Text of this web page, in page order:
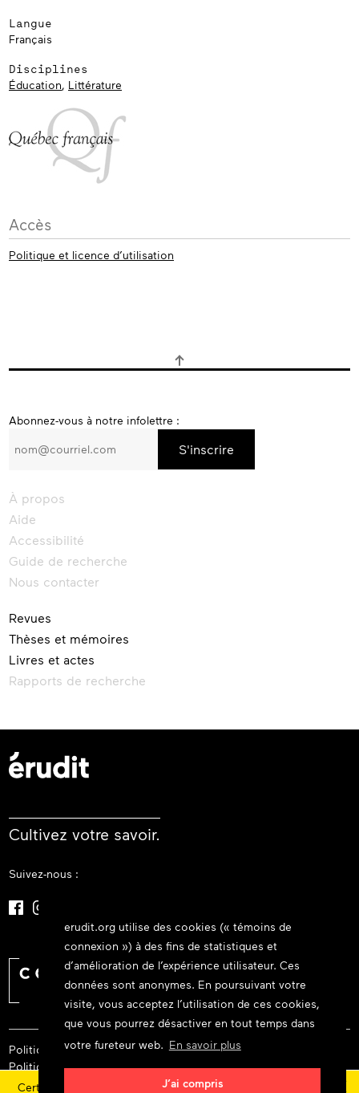
erudit.org utilise des cookies (« témoins de
connexion ») à des fins de statistiques et
d’amélioration de l’expérience utilisateur. Ces
données sont anonymes. En poursuivant votre
visite, vous acceptez l’utilisation de ces cookies,
que vous pourrez désactiver en tout temps dans
votre fureteur web. En savoir plus
J’ai compris
Certaines fonctionnalités et contenus sont actuellement
×
Langue
Français
Disciplines
Éducation, Littérature
Accès
Politique et licence d’utilisation
S’inscrire
l’infolettre
Abonnez-vous à notre infolettre :
À propos
Aide
Accessibilité
Guide de recherche
Nous contacter
Revues
Thèses et mémoires
Livres et actes
Rapports de recherche
Cultivez votre savoir.
Suivez-nous :
Politique de confidentialité
Politique relative aux cookies
Politique et licence d’utilisation